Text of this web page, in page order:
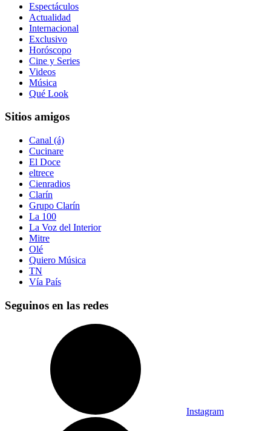
Espectáculos
Actualidad
Internacional
Exclusivo
Horóscopo
Cine y Series
Videos
Música
Qué Look
Sitios amigos
Canal (á)
Cucinare
El Doce
eltrece
Cienradios
Clarín
Grupo Clarín
La 100
La Voz del Interior
Mitre
Olé
Quiero Música
TN
Vía País
Seguinos en las redes
Instagram